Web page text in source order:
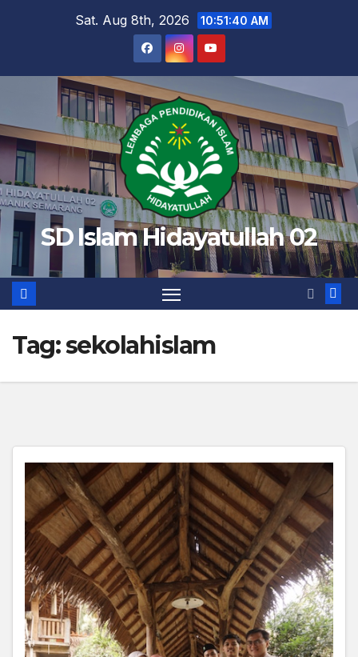
Sat. Aug 8th, 2026 10:51:41 AM
SD Islam Hidayatullah 02
Tag:sekolahislam